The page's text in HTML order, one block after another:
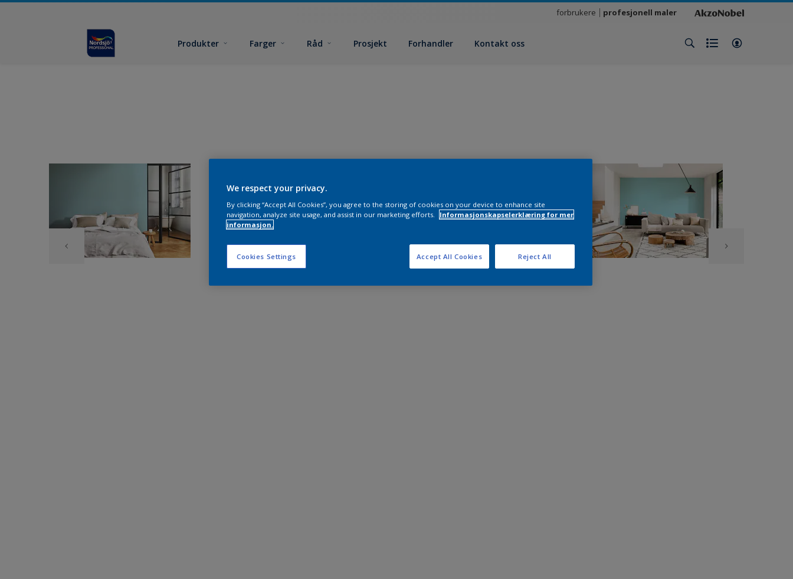
forbrukere profesjonell maler
Produkter Farger Råd Prosjekt Forhandler Kontakt oss
We respect your privacy.
By clicking “Accept All Cookies”, you agree to the storing of cookies on your device to enhance site
navigation, analyze site usage, and assist in our marketing efforts.
Informasjonskapselerklæring for mer
informasjon.
Cookies Settings Reject All
Accept All Cookies